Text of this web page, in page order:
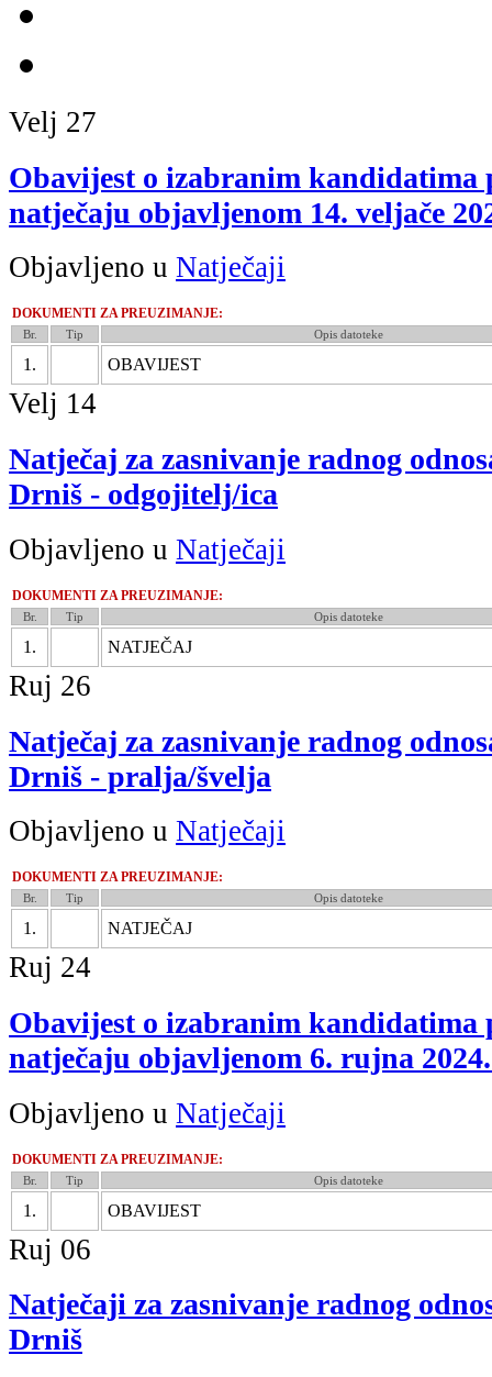
Velj 27
Obavijest o izabranim kandidatima
natječaju objavljenom 14. veljače
Objavljeno u Natječaji
DOKUMENTI ZA PREUZIMANJE:
Br. Tip Opis datoteke
1. OBAVIJEST
Velj 14
Natječaj za zasnivanje radnog
Drniš - odgojitelj/ica
Objavljeno u Natječaji
DOKUMENTI ZA PREUZIMANJE:
Br. Tip Opis datoteke
1. NATJEČAJ
Ruj 26
Natječaj za zasnivanje radnog
Drniš - pralja/švelja
Objavljeno u Natječaji
DOKUMENTI ZA PREUZIMANJE:
Br. Tip Opis datoteke
1. NATJEČAJ
Ruj 24
Obavijest o izabranim kandidatima
natječaju objavljenom 6. rujna
Objavljeno u Natječaji
DOKUMENTI ZA PREUZIMANJE:
Br. Tip Opis datoteke
1. OBAVIJEST
Ruj 06
Natječaji za zasnivanje radnog
Drniš